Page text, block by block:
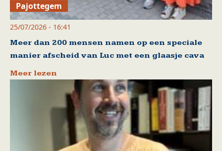
Pajottegem
25/07/2026 - 16:41
Meer dan 200 mensen namen op een speciale
manier afscheid van Luc met een glaasje cava
Meer lezen